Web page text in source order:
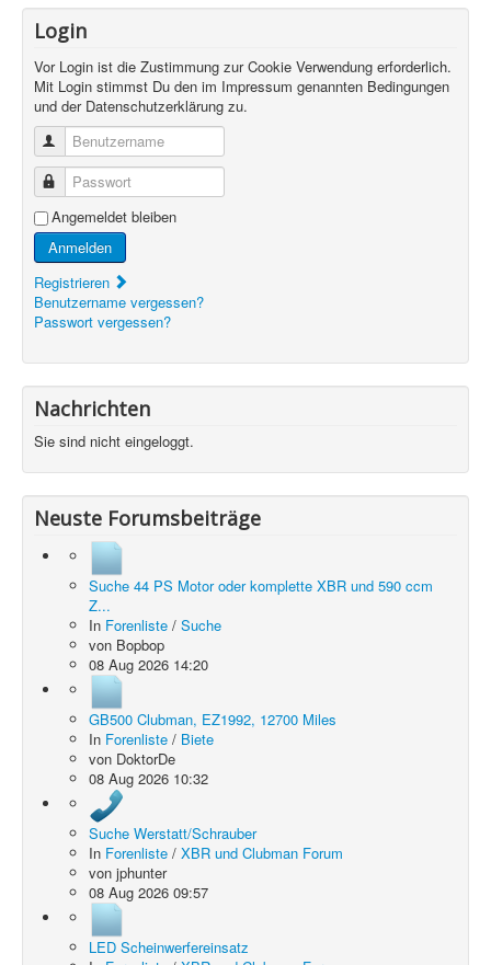
Login
Vor Login ist die Zustimmung zur Cookie Verwendung erforderlich.
Mit Login stimmst Du den im Impressum genannten Bedingungen
und der Datenschutzerklärung zu.
Benutzername
Passwort
Angemeldet bleiben
Anmelden
Registrieren
Benutzername vergessen?
Passwort vergessen?
Nachrichten
Sie sind nicht eingeloggt.
Neuste Forumsbeiträge
Suche 44 PS Motor oder komplette XBR und 590 ccm
Z...
In Forenliste / Suche
von Bopbop
08 Aug 2026 14:20
GB500 Clubman, EZ1992, 12700 Miles
In Forenliste / Biete
von DoktorDe
08 Aug 2026 10:32
Suche Werstatt/Schrauber
In Forenliste / XBR und Clubman Forum
von jphunter
08 Aug 2026 09:57
LED Scheinwerfereinsatz